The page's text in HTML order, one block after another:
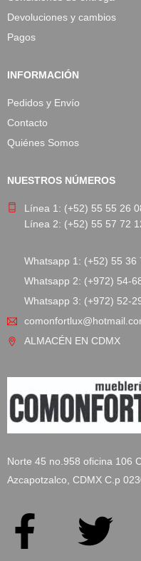
Devoluciones y cambios
Pagos
INFORMACIÓN
Pedidos y Envío
Contacto
Quiénes Somos
NUESTROS NÚMEROS
Línea 1: (+52) 55 55 26
Línea 2: (+52) 55 57 72
Whatsapp 1: (+52) 55 36
Whatsapp 2: (+972) 54-
Whatsapp 3: (+972) 52-
ALMACÉN EN CDMX
Norte 45 no.958 oficina 106
Azcapotzalco, CDMX C.p